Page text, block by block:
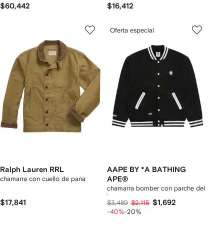
$60,442 $16,412
Ralph Lauren RRL
chamarra con cuello de pana
$17,841
Oferta especial
AAPE BY *A BATHING
APE®
chamarra bomber con parche del
logo
$3,489 $2,115 $1,692
-40%-20%